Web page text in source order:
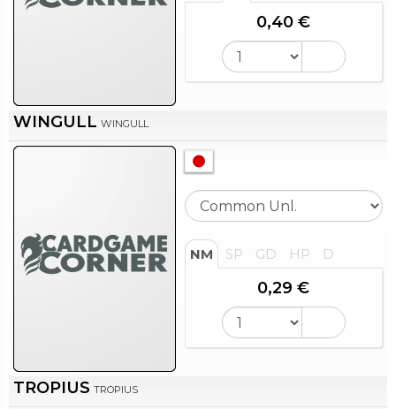
0,40 €
WINGULL WINGULL
NM SP GD HP D
0,29 €
TROPIUS TROPIUS